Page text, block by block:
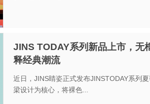
JINS TODAY系列新品上市，无
释经典潮流
近日，JINS睛姿正式发布JINSTODAY系列
梁设计为核心，将裸色...